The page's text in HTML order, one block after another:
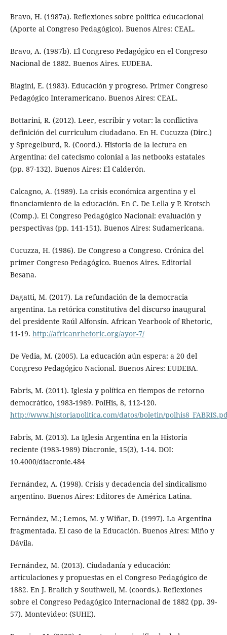
Bravo, H. (1987a). Reflexiones sobre política educacional
(Aporte al Congreso Pedagógico). Buenos Aires: CEAL.
Bravo, A. (1987b). El Congreso Pedagógico en el Congreso
Nacional de 1882. Buenos Aires. EUDEBA.
Biagini, E. (1983). Educación y progreso. Primer Congreso
Pedagógico Interamericano. Buenos Aires: CEAL.
Bottarini, R. (2012). Leer, escribir y votar: la conflictiva
definición del curriculum ciudadano. En H. Cucuzza (Dirc.)
y Spregelburd, R. (Coord.). Historia de la lectura en
Argentina: del catecismo colonial a las netbooks estatales
(pp. 87-132). Buenos Aires: El Calderón.
Calcagno, A. (1989). La crisis económica argentina y el
financiamiento de la educación. En C. De Lella y P. Krotsch
(Comp.). El Congreso Pedagógico Nacional: evaluación y
perspectivas (pp. 141-151). Buenos Aires: Sudamericana.
Cucuzza, H. (1986). De Congreso a Congreso. Crónica del
primer Congreso Pedagógico. Buenos Aires. Editorial
Besana.
Dagatti, M. (2017). La refundación de la democracia
argentina. La retórica constitutiva del discurso inaugural
del presidente Raúl Alfonsín. African Yearbook of Rhetoric,
11-19. http://africanrhetoric.org/ayor-7/
De Vedia, M. (2005). La educación aún espera: a 20 del
Congreso Pedagógico Nacional. Buenos Aires: EUDEBA.
Fabris, M. (2011). Iglesia y política en tiempos de retorno
democrático, 1983-1989. PolHis, 8, 112-120.
http://www.historiapolitica.com/datos/boletin/
Fabris, M. (2013). La Iglesia Argentina en la Historia
reciente (1983-1989) Diacronie, 15(3), 1-14. DOI:
10.4000/diacronie.484
Fernández, A. (1998). Crisis y decadencia del sindicalismo
argentino. Buenos Aires: Editores de América Latina.
Fernández, M.; Lemos, M. y Wiñar, D. (1997). La Argentina
fragmentada. El caso de la Educación. Buenos Aires: Miño y
Dávila.
Fernández, M. (2013). Ciudadanía y educación:
articulaciones y propuestas en el Congreso Pedagógico de
1882. En J. Bralich y Southwell, M. (coords.). Reflexiones
sobre el Congreso Pedagógico Internacional de 1882 (pp. 39-
57). Montevideo: (SUHE).